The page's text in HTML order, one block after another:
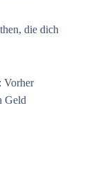
die dich
Vorher
Geld